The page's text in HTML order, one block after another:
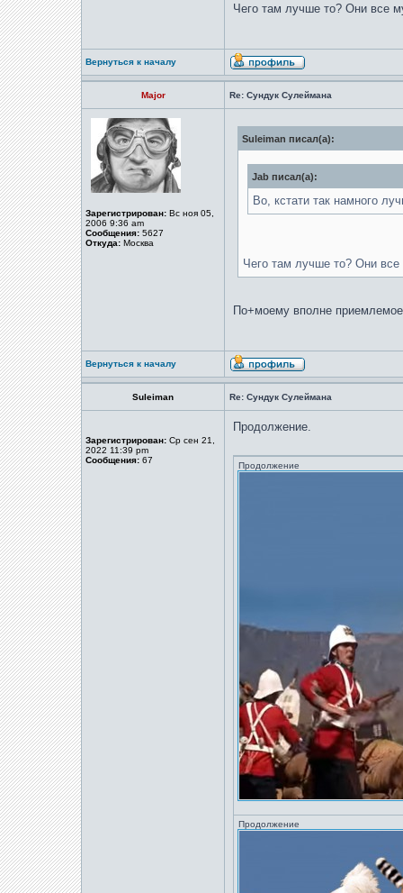
Чего там лучше то? Они все
Вернуться к началу
Major Re: Сундук Сулеймана
Зарегистрирован: Вс ноя 05,
2006 9:36 am
Сообщения: 5627
Откуда: Москва
Suleiman писал(а):
Jab писал(а):
Во, кстати так намного
Чего там лучше то? Они
По+моему вполне приемлемое
Вернуться к началу
Suleiman Re: Сундук Сулеймана
Зарегистрирован: Ср сен 21,
2022 11:39 pm
Сообщения: 67
Продолжение.
Продолжение
Продолжение